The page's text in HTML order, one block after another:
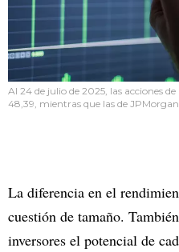
Al 24 de julio de 2025, las acciones
48,39, mientras que las de
La diferencia en el
cuestión de tamaño.
inversores el potencial de